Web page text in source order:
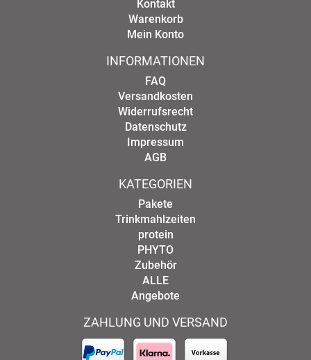
Kontakt
Warenkorb
Mein Konto
INFORMATIONEN
FAQ
Versandkosten
Widerrufsrecht
Datenschutz
Impressum
AGB
KATEGORIEN
Pakete
Trinkmahlzeiten
protein
PHYTO
Zubehör
ALLE
Angebote
ZAHLUNG UND VERSAND